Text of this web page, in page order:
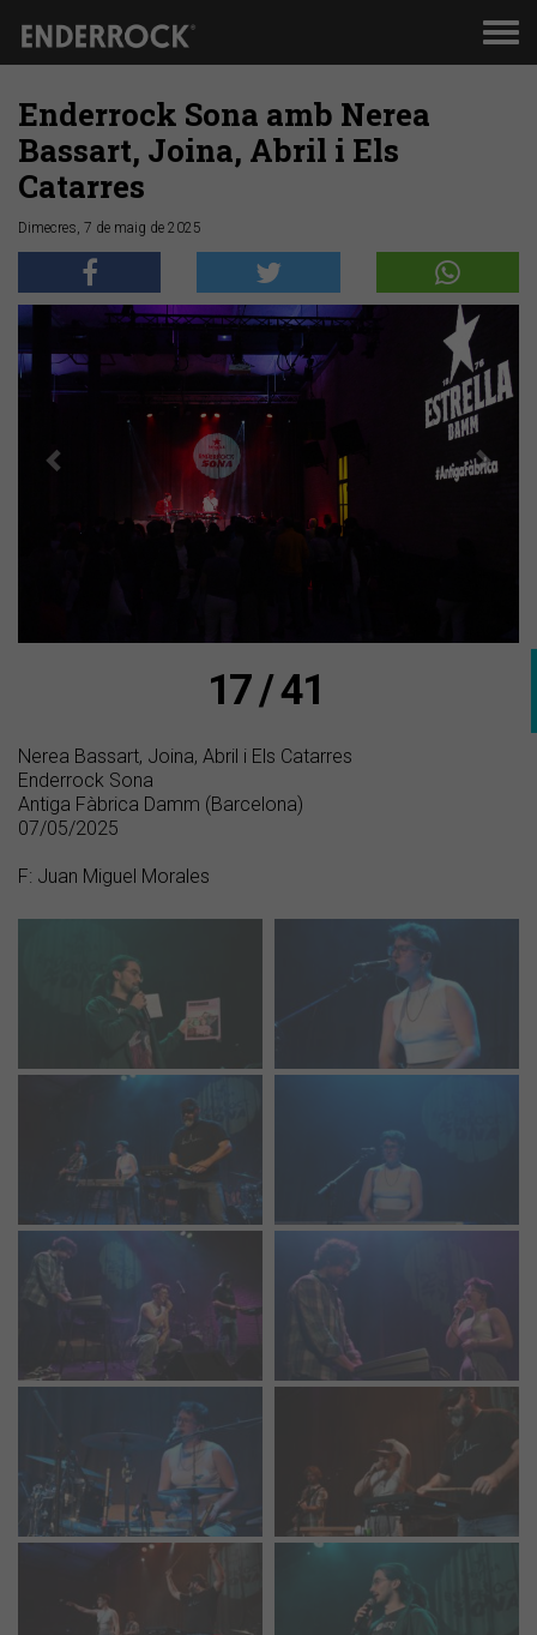
Enderrock Sona amb Nerea
Bassart, Joina, Abril i Els
Catarres
Dimecres, 7 de maig de 2025
Anterior
17 / 41
Nerea Bassart, Joina, Abril i Els Catarres
Enderrock Sona
Antiga Fàbrica Damm (Barcelona)
07/05/2025
F: Juan Miguel Morales